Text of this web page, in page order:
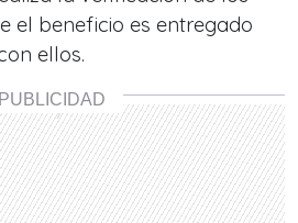
el beneficio es entregado
ellos.